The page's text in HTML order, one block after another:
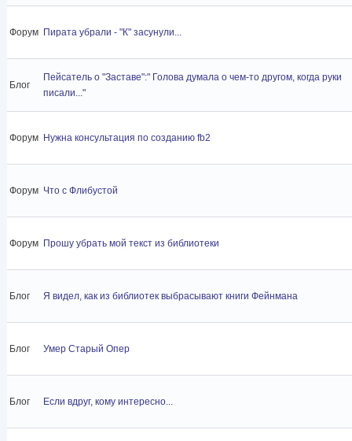
Форум Пирата убрали - "К" засунули...
Блог
Пейсатель о "Заставе":" Голова думала о чем-то другом, когда руки
писали..."
Форум Нужна консультация по созданию fb2
Форум Что с Флибустой
Форум Прошу убрать мой текст из библиотеки
Блог Я видел, как из библиотек выбрасывают книги Фейнмана
Блог Умер Старый Опер
Блог Если вдруг, кому интересно...